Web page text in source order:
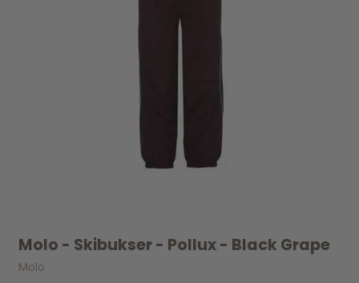
Molo - Skibukser - Pollux - Black Grape
Molo